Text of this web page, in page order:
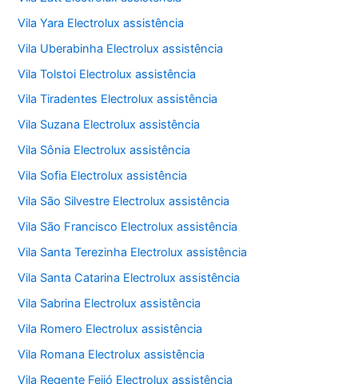
Vila Yara Electrolux assistência
Vila Uberabinha Electrolux assistência
Vila Tolstoi Electrolux assistência
Vila Tiradentes Electrolux assistência
Vila Suzana Electrolux assistência
Vila Sônia Electrolux assistência
Vila Sofia Electrolux assistência
Vila São Silvestre Electrolux assistência
Vila São Francisco Electrolux assistência
Vila Santa Terezinha Electrolux assistência
Vila Santa Catarina Electrolux assistência
Vila Sabrina Electrolux assistência
Vila Romero Electrolux assistência
Vila Romana Electrolux assistência
Vila Regente Feijó Electrolux assistência